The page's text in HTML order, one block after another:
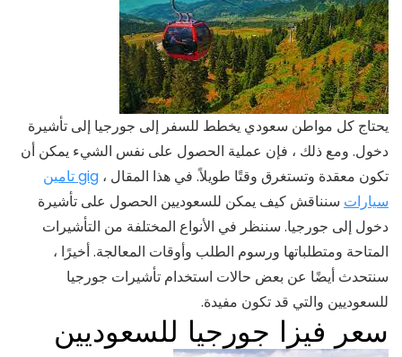
يحتاج كل مواطن سعودي يخطط للسفر إلى جورجيا إلى تأشيرة
دخول. ومع ذلك ، فإن عملية الحصول على نفس الشيء يمكن أن
تكون معقدة وتستغرق وقتًا طويلاً. في هذا المقال ،
gig تامين
سيارات سنناقش كيف يمكن للسعوديين الحصول على تأشيرة
دخول إلى جورجيا. سننظر في الأنواع المختلفة من التأشيرات
المتاحة ومتطلباتها ورسوم الطلب وأوقات المعالجة. أخيرًا ،
سنتحدث أيضًا عن بعض حالات استخدام تأشيرات جورجيا
للسعوديين والتي قد تكون مفيدة.
سعر فيزا جورجيا للسعوديين